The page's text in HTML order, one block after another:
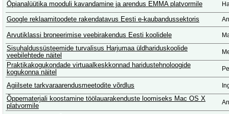
Õpianalüütika mooduli kavandamine ja arendus EMMA platvormile
Google reklaamitoodete rakendatavus Eesti e-kaubandussektoris
Arvutiklassi broneerimise veebirakendus Eesti koolidele
Sisuhaldussüsteemide turvalisus Harjumaa üldhariduskoolide
veebilehtede näitel
Praktikakogukondade virtuaalkeskkonnad haridustehnoloogide
kogukonna näitel
Agiilsete tarkvaraarendusmeetodite võrdlus
Õppematerjali koostamine töölauarakenduste loomiseks Mac OS X
platvormile